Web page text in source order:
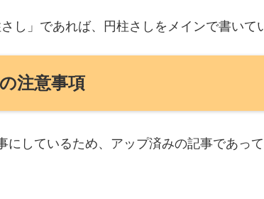
し」であれば、円柱さしをメインで書いて
注意事項
にしているため、アップ済みの記事であっ